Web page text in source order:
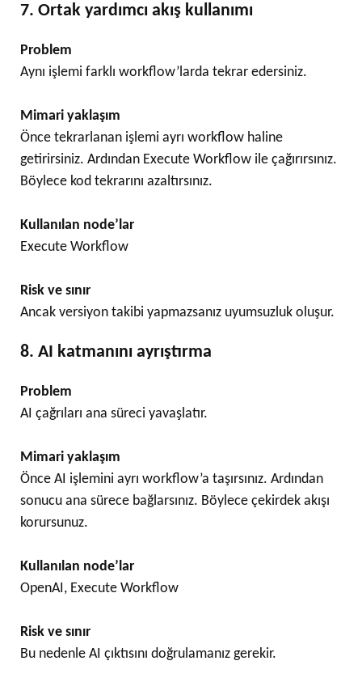
7. Ortak yardımcı akış kullanımı
Problem
Aynı işlemi farklı workflow’larda tekrar edersiniz.
Mimari yaklaşım
Önce tekrarlanan işlemi ayrı workflow haline
getirirsiniz. Ardından Execute Workflow ile çağırırsınız.
Böylece kod tekrarını azaltırsınız.
Kullanılan node’lar
Execute Workflow
Risk ve sınır
Ancak versiyon takibi yapmazsanız uyumsuzluk oluşur.
8. AI katmanını ayrıştırma
Problem
AI çağrıları ana süreci yavaşlatır.
Mimari yaklaşım
Önce AI işlemini ayrı workflow’a taşırsınız. Ardından
sonucu ana sürece bağlarsınız. Böylece çekirdek akışı
korursunuz.
Kullanılan node’lar
OpenAI, Execute Workflow
Risk ve sınır
Bu nedenle AI çıktısını doğrulamanız gerekir.